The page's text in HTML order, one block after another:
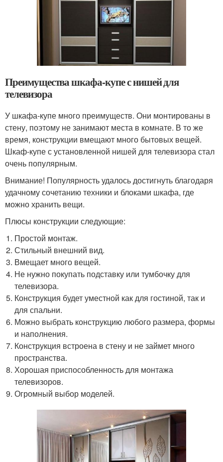
Преимущества шкафа-купе с нишей для
телевизора
У шкафа-купе много преимуществ. Они монтированы в
стену, поэтому не занимают места в комнате. В то же
время, конструкции вмещают много бытовых вещей.
Шкаф-купе с установленной нишей для телевизора стал
очень популярным.
Внимание! Популярность удалось достигнуть благодаря
удачному сочетанию техники и блоками шкафа, где
можно хранить вещи.
Плюсы конструкции следующие:
Простой монтаж.
Стильный внешний вид.
Вмещает много вещей.
Не нужно покупать подставку или тумбочку для
телевизора.
Конструкция будет уместной как для гостиной, так и
для спальни.
Можно выбрать конструкцию любого размера, формы
и наполнения.
Конструкция встроена в стену и не займет много
пространства.
Хорошая приспособленность для монтажа
телевизоров.
Огромный выбор моделей.